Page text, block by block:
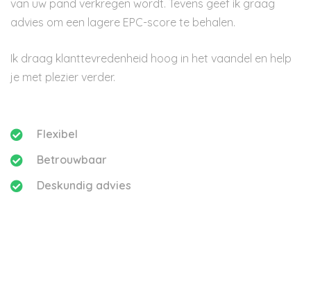
van uw pand verkregen wordt. Tevens geef ik graag
advies om een lagere EPC-score te behalen.
Ik draag klanttevredenheid hoog in het vaandel en help
je met plezier verder.
Flexibel
Betrouwbaar
Deskundig advies